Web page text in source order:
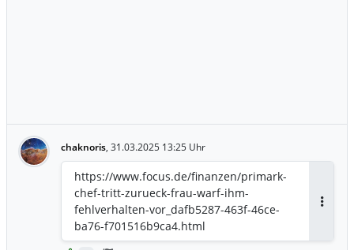
chaknoris, 31.03.2025 13:25 Uhr
https://www.focus.de/finanzen/primark-
chef-tritt-zurueck-frau-warf-ihm-
fehlverhalten-vor_dafb5287-463f-46ce-
ba76-f701516b9ca4.html